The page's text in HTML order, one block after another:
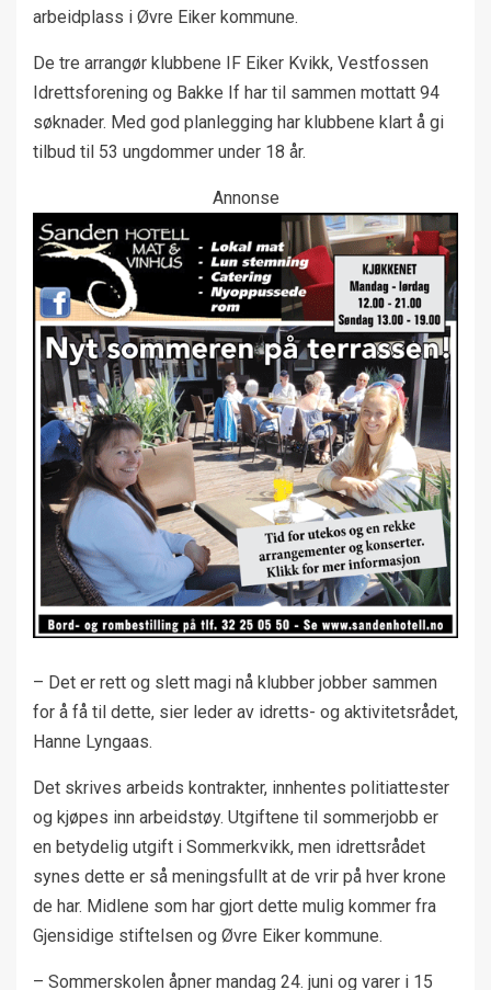
arbeidplass i Øvre Eiker kommune.
De tre arrangør klubbene IF Eiker Kvikk, Vestfossen
Idrettsforening og Bakke If har til sammen mottatt 94
søknader. Med god planlegging har klubbene klart å gi
tilbud til 53 ungdommer under 18 år.
Annonse
– Det er rett og slett magi nå klubber jobber sammen
for å få til dette, sier leder av idretts- og aktivitetsrådet,
Hanne Lyngaas.
Det skrives arbeids kontrakter, innhentes politiattester
og kjøpes inn arbeidstøy. Utgiftene til sommerjobb er
en betydelig utgift i Sommerkvikk, men idrettsrådet
synes dette er så meningsfullt at de vrir på hver krone
de har. Midlene som har gjort dette mulig kommer fra
Gjensidige stiftelsen og Øvre Eiker kommune.
– Sommerskolen åpner mandag 24. juni og varer i 15